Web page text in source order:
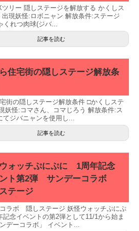
ツリー 隠しステージを解放する かくしス
出現妖怪:ロボニャン 解放条件:ステージ
くれつ肉球(ジバ...
記事を読む
住宅街の隠しステージ解放条
街の隠しステージ解放条件 □かくしステ
妖怪:コマさん、コマじろう 解放条件:ス
てジバニャンを使用し...
記事を読む
ォッチぷにぷに 1周年記念
ト第2弾 サンデーコラボ
テージ
ラボ 隠しステージ 妖怪ウォッチぷにぷ
記念イベントの第2弾として11/1から始ま
デーコラボ」 イベント...